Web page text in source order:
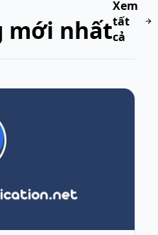
mới nhất
Xem
tất
cả